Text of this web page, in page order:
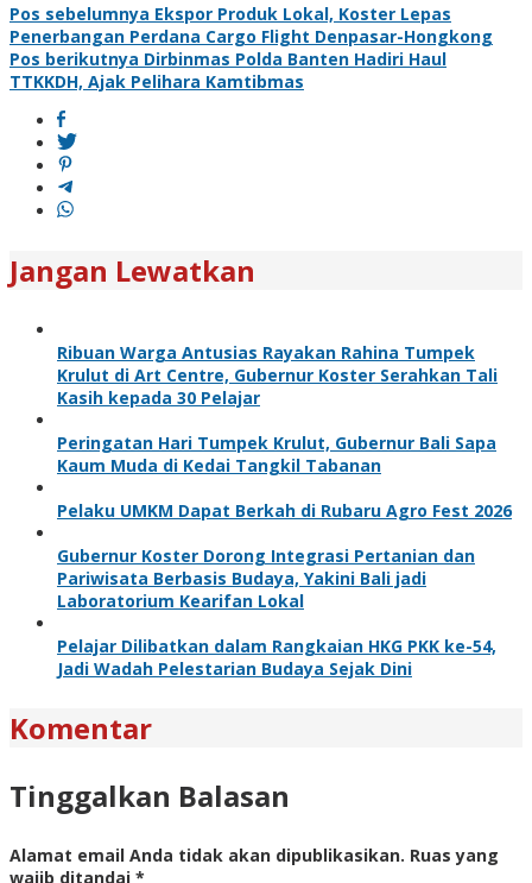
Pos sebelumnya Ekspor Produk Lokal, Koster Lepas
Penerbangan Perdana Cargo Flight Denpasar-Hongkong
Pos berikutnya Dirbinmas Polda Banten Hadiri Haul
TTKKDH, Ajak Pelihara Kamtibmas
Jangan Lewatkan
Ribuan Warga Antusias Rayakan Rahina Tumpek
Krulut di Art Centre, Gubernur Koster Serahkan Tali
Kasih kepada 30 Pelajar
Peringatan Hari Tumpek Krulut, Gubernur Bali Sapa
Kaum Muda di Kedai Tangkil Tabanan
Pelaku UMKM Dapat Berkah di Rubaru Agro Fest 2026
Gubernur Koster Dorong Integrasi Pertanian dan
Pariwisata Berbasis Budaya, Yakini Bali jadi
Laboratorium Kearifan Lokal
Pelajar Dilibatkan dalam Rangkaian HKG PKK ke-54,
Jadi Wadah Pelestarian Budaya Sejak Dini
Komentar
Tinggalkan Balasan
Alamat email Anda tidak akan dipublikasikan. Ruas yang
wajib ditandai *